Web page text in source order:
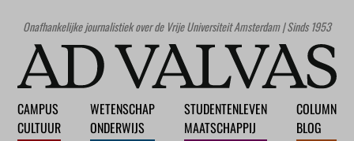
Onafhankelijke journalistiek over de Vrije Universiteit Amsterdam | Sinds 1953
CAMPUS
CULTUUR
WETENSCHAP
ONDERWIJS
STUDENTENLEVEN
MAATSCHAPPIJ
COLUMN
BLOG